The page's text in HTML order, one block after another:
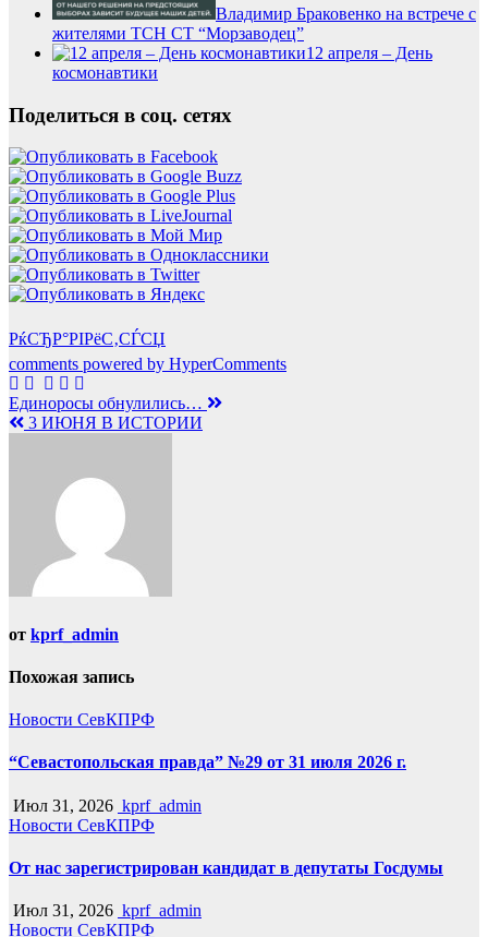
Владимир Браковенко на встрече с
жителями ТСН СТ “Морзаводец”
12 апреля – День
космонавтики
Поделиться в соц. сетях
РќСЂР°РІРёС‚СЃСЏ
comments powered by HyperComments
Навигация
по
Единоросы обнулились…
3 ИЮНЯ В ИСТОРИИ
от kprf_admin
Похожая запись
Новости СевКПРФ
“Севастопольская правда” №29 от 31 июля 2026 г.
Июл 31, 2026 kprf_admin
Новости СевКПРФ
От нас зарегистрирован кандидат в депутаты Госдумы
Июл 31, 2026 kprf_admin
Новости СевКПРФ